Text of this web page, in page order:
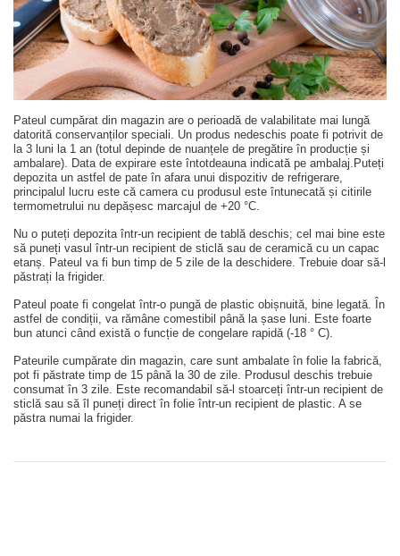
Pateul cumpărat din magazin are o perioadă de valabilitate mai lungă
datorită conservanților speciali. Un produs nedeschis poate fi potrivit de
la 3 luni la 1 an (totul depinde de nuanțele de pregătire în producție și
ambalare). Data de expirare este întotdeauna indicată pe ambalaj.Puteți
depozita un astfel de pate în afara unui dispozitiv de refrigerare,
principalul lucru este că camera cu produsul este întunecată și citirile
termometrului nu depășesc marcajul de +20 °C.
Nu o puteți depozita într-un recipient de tablă deschis; cel mai bine este
să puneți vasul într-un recipient de sticlă sau de ceramică cu un capac
etanș. Pateul va fi bun timp de 5 zile de la deschidere. Trebuie doar să-l
păstrați la frigider.
Pateul poate fi congelat într-o pungă de plastic obișnuită, bine legată. În
astfel de condiții, va rămâne comestibil până la șase luni. Este foarte
bun atunci când există o funcție de congelare rapidă (-18 ° C).
Pateurile cumpărate din magazin, care sunt ambalate în folie la fabrică,
pot fi păstrate timp de 15 până la 30 de zile. Produsul deschis trebuie
consumat în 3 zile. Este recomandabil să-l stoarceți într-un recipient de
sticlă sau să îl puneți direct în folie într-un recipient de plastic. A se
păstra numai la frigider.